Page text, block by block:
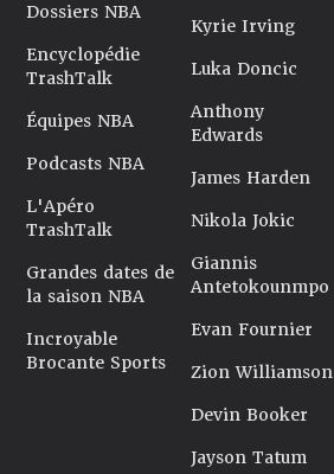
Dossiers NBA
Encyclopédie
TrashTalk
Équipes NBA
Podcasts NBA
L'Apéro
TrashTalk
Grandes dates de
la saison NBA
Incroyable
Brocante Sports
Kyrie Irving
Luka Doncic
Anthony
Edwards
James Harden
Nikola Jokic
Giannis
Antetokounmpo
Evan Fournier
Zion Williamson
Devin Booker
Jayson Tatum